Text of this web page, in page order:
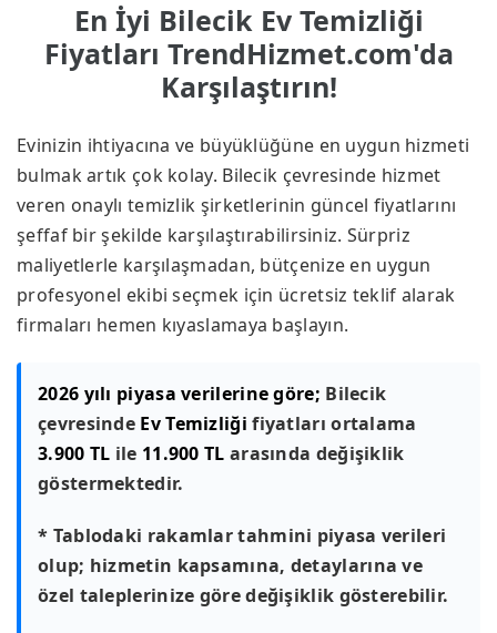
En İyi Bilecik Ev Temizliği
Fiyatları TrendHizmet.com'da
Karşılaştırın!
Evinizin ihtiyacına ve büyüklüğüne en uygun hizmeti
bulmak artık çok kolay. Bilecik çevresinde hizmet
veren onaylı temizlik şirketlerinin güncel fiyatlarını
şeffaf bir şekilde karşılaştırabilirsiniz. Sürpriz
maliyetlerle karşılaşmadan, bütçenize en uygun
profesyonel ekibi seçmek için ücretsiz teklif alarak
firmaları hemen kıyaslamaya başlayın.
2026 yılı piyasa verilerine göre; Bilecik
çevresinde Ev Temizliği fiyatları ortalama
3.900 TL ile 11.900 TL arasında değişiklik
göstermektedir.
* Tablodaki rakamlar tahmini piyasa verileri
olup; hizmetin kapsamına, detaylarına ve
özel taleplerinize göre değişiklik gösterebilir.